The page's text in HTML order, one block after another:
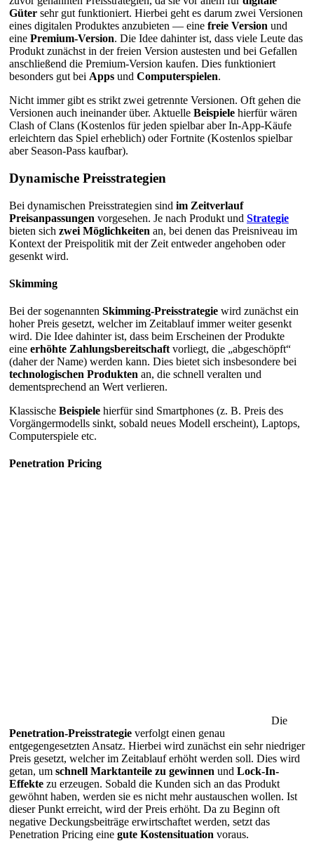
Güter sehr gut funktioniert. Hierbei geht es darum zwei Versionen
eines digitalen Produktes anzubieten — eine freie Version und
eine Premium-Version. Die Idee dahinter ist, dass viele Leute das
Produkt zunächst in der freien Version austesten und bei Gefallen
anschließend die Premium-Version kaufen. Dies funktioniert
besonders gut bei Apps und Computerspielen.
Nicht immer gibt es strikt zwei getrennte Versionen. Oft gehen die
Versionen auch ineinander über. Aktuelle Beispiele hierfür wären
Clash of Clans (Kostenlos für jeden spielbar aber In-App-Käufe
erleichtern das Spiel erheblich) oder Fortnite (Kostenlos spielbar
aber Season-Pass kaufbar).
Dynamische Preisstrategien
Bei dynamischen Preisstrategien sind im Zeitverlauf
Preisanpassungen vorgesehen. Je nach Produkt und Strategie
bieten sich zwei Möglichkeiten an, bei denen das Preisniveau im
Kontext der Preispolitik mit der Zeit entweder angehoben oder
gesenkt wird.
Skimming
Bei der sogenannten Skimming-Preisstrategie wird zunächst ein
hoher Preis gesetzt, welcher im Zeitablauf immer weiter gesenkt
wird. Die Idee dahinter ist, dass beim Erscheinen der Produkte
eine erhöhte Zahlungsbereitschaft vorliegt, die „abgeschöpft“
(daher der Name) werden kann. Dies bietet sich insbesondere bei
technologischen Produkten an, die schnell veralten und
dementsprechend an Wert verlieren.
Klassische Beispiele hierfür sind Smartphones (z. B. Preis des
Vorgängermodells sinkt, sobald neues Modell erscheint), Laptops,
Computerspiele etc.
Penetration Pricing
Die
Penetration-Preisstrategie verfolgt einen genau
entgegengesetzten Ansatz. Hierbei wird zunächst ein sehr niedriger
Preis gesetzt, welcher im Zeitablauf erhöht werden soll. Dies wird
getan, um schnell Marktanteile zu gewinnen und Lock-In-
Effekte zu erzeugen. Sobald die Kunden sich an das Produkt
gewöhnt haben, werden sie es nicht mehr austauschen wollen. Ist
dieser Punkt erreicht, wird der Preis erhöht. Da zu Beginn oft
negative Deckungsbeiträge erwirtschaftet werden, setzt das
Penetration Pricing eine gute Kostensituation voraus.